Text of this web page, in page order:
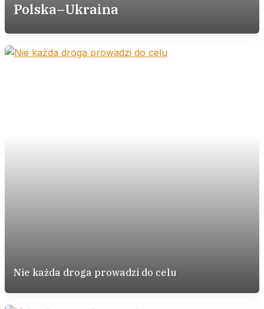
Polska–Ukraina
Nie każda droga prowadzi do celu